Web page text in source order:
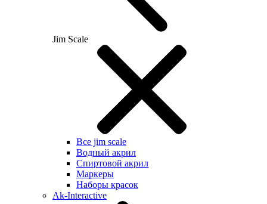
Jim Scale
Все jim scale
Водный акрил
Спиртовой акрил
Маркеры
Наборы красок
Ak-Interactive